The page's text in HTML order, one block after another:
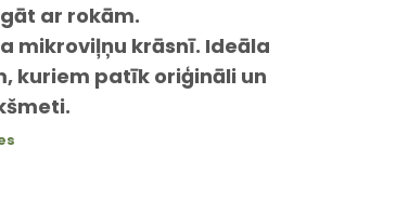
ar rokām.
mikroviļņu krāsnī. Ideāla
kuriem patīk oriģināli un
krūze – oriģināla dāvana vīrietim ar raksturu